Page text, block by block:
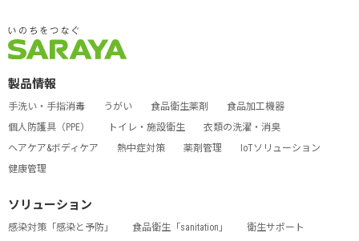
製品情報
手洗い・手指消毒 うがい 食品衛生薬剤
食品加工機器
個人防護具（PPE）
トイレ・施設衛生
衣類の洗濯・消臭
ヘアケア&ボディケア
熱中症対策 薬剤管理
IoTソリューション
健康管理
ソリューション
感染対策「感染と予防」 食品衛生「sanitation」
衛生サポート